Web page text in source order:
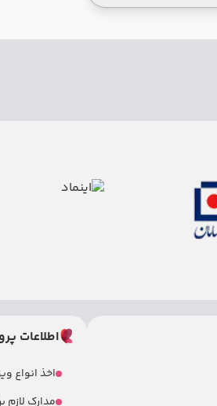
اطلاعات
اخذ انواع
مدارک لازم